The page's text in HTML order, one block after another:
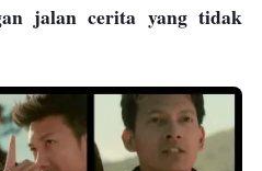
jalan cerita yang tidak